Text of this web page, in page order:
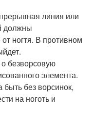
линия или
должны
ногтя. В противном
безворсовую
элемента.
без ворсинок,
на ноготь и